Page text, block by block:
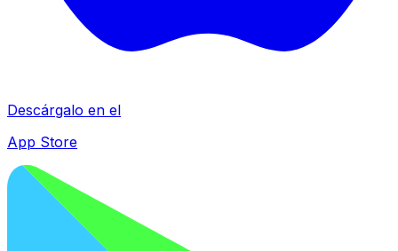
Descárgalo en el
App Store